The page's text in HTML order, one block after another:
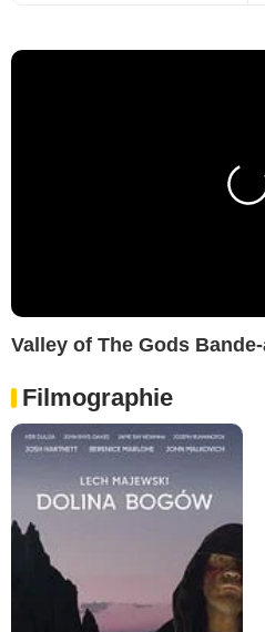
Valley of The Gods
Filmographie